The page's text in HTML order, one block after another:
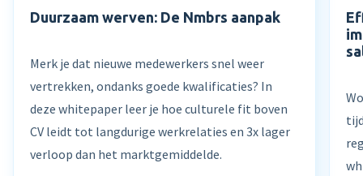
Mobiele app
Integraties
Nmbrs Marketplace
Duurzaam werven: De Nmbrs aanpak
Merk je dat nieuwe medewerkers snel weer
vertrekken, ondanks goede kwalificaties? In
deze whitepaper leer je hoe culturele fit boven
CV leidt tot langdurige werkrelaties en 3x lager
verloop dan het marktgemiddelde.